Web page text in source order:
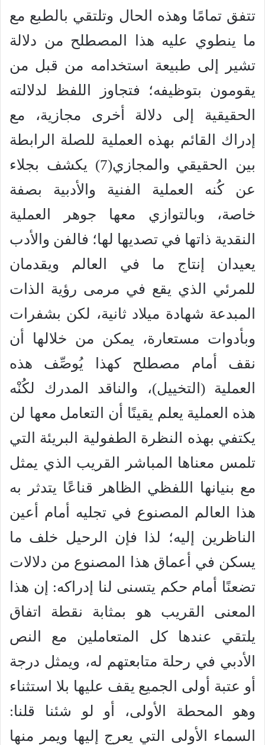
تتفق تمامًا وهذه الحال وتلتقي بالطبع مع
ما ينطوي عليه هذا المصطلح من دلالة
تشير إلى طبيعة استخدامه من قبل من
يقومون بتوظيفه؛ فتجاوز اللفظ لدلالته
الحقيقية إلى دلالة أخرى مجازية، مع
إدراك القائم بهذه العملية للصلة الرابطة
بين الحقيقي والمجازي(7) يكشف بجلاء
عن كُنه العملية الفنية والأدبية بصفة
خاصة، وبالتوازي معها جوهر العملية
النقدية ذاتها في تصديها لها؛ فالفن والأدب
يعيدان إنتاج ما في العالم ويقدمان
للمرئي الذي يقع في مرمى رؤية الذات
المبدعة شهادة ميلاد ثانية، لكن بشفرات
وبأدوات مستعارة، يمكن من خلالها أن
نقف أمام مصطلح كهذا يُوصِّف هذه
العملية (التخييل)، والناقد المدرك لكُنْه
هذه العملية يعلم يقينًا أن التعامل معها لن
يكتفي بهذه النظرة الطفولية البريئة التي
تلمس معناها المباشر القريب الذي يمثل
مع بنيانها اللفظي الظاهر قناعًا يتدثر به
هذا العالم المصنوع في تجليه أمام أعين
الناظرين إليه؛ لذا فإن الرحيل خلف ما
يسكن في أعماق هذا المصنوع من دلالات
تضعنًا أمام حكم يتسنى لنا إدراكه: إن هذا
المعنى القريب هو بمثابة نقطة اتفاق
يلتقي عندها كل المتعاملين مع النص
الأدبي في رحلة متابعتهم له، ويمثل درجة
أو عتبة أولى الجميع يقف عليها بلا استثناء
وهو المحطة الأولى، أو لو شئنا قلنا:
السماء الأولى التي يعرج إليها ويمر منها